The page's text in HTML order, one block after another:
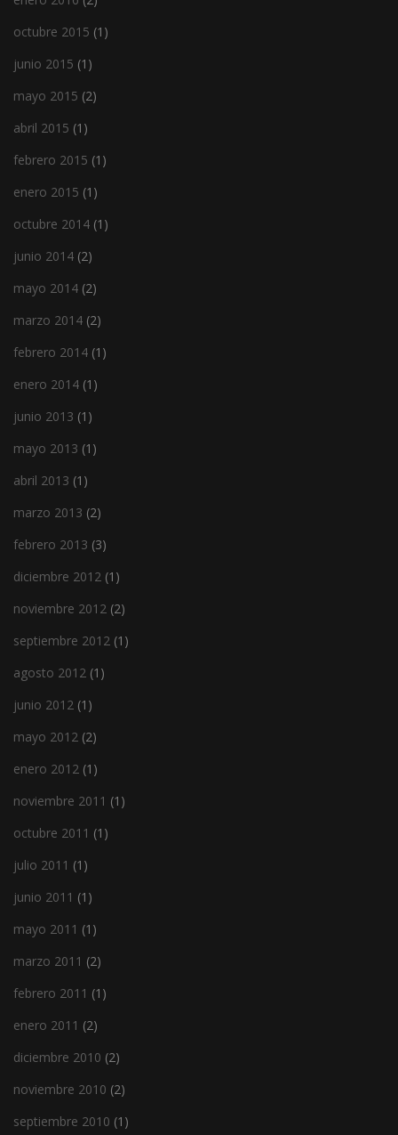
octubre 2015 (1)
junio 2015 (1)
mayo 2015 (2)
abril 2015 (1)
febrero 2015 (1)
enero 2015 (1)
octubre 2014 (1)
junio 2014 (2)
mayo 2014 (2)
marzo 2014 (2)
febrero 2014 (1)
enero 2014 (1)
junio 2013 (1)
mayo 2013 (1)
abril 2013 (1)
marzo 2013 (2)
febrero 2013 (3)
diciembre 2012 (1)
noviembre 2012 (2)
septiembre 2012 (1)
agosto 2012 (1)
junio 2012 (1)
mayo 2012 (2)
enero 2012 (1)
noviembre 2011 (1)
octubre 2011 (1)
julio 2011 (1)
junio 2011 (1)
mayo 2011 (1)
marzo 2011 (2)
febrero 2011 (1)
enero 2011 (2)
diciembre 2010 (2)
noviembre 2010 (2)
septiembre 2010 (1)